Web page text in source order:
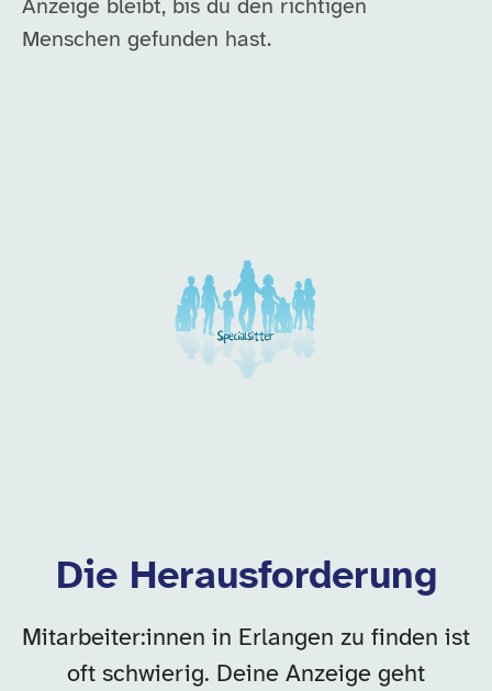
Anzeige bleibt, bis du den richtigen
Menschen gefunden hast.
Unsere Arbeitgeber in
Die Herausforderung
Mitarbeiter:innen in Erlangen zu finden ist
oft schwierig. Deine Anzeige geht